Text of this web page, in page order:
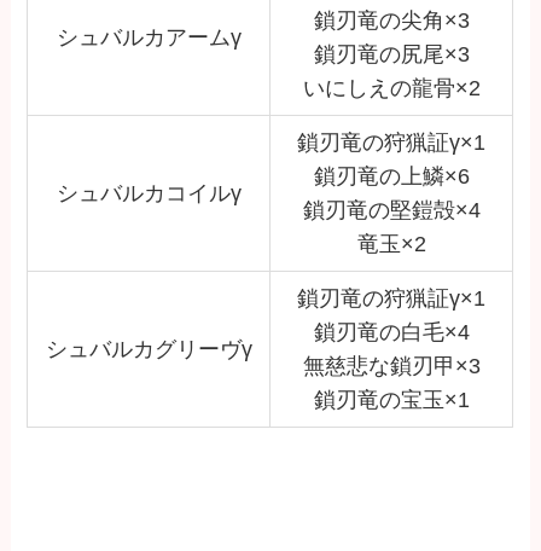
シュバルカアームγ
鎖刃竜の尖角×3
鎖刃竜の尻尾×3
いにしえの龍骨×2
シュバルカコイルγ
鎖刃竜の狩猟証γ×1
鎖刃竜の上鱗×6
鎖刃竜の堅鎧殻×4
竜玉×2
シュバルカグリーヴγ
鎖刃竜の狩猟証γ×1
鎖刃竜の白毛×4
無慈悲な鎖刃甲×3
鎖刃竜の宝玉×1